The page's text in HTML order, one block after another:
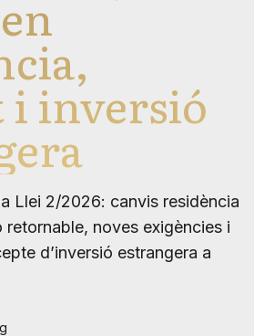
inversió
Llei 2/2026: canvis residència
noves exigències i
d’inversió estrangera a